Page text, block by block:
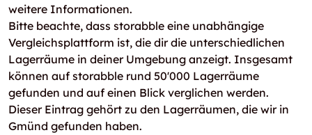
weitere Informationen.
Bitte beachte, dass storabble eine unabhängige
Vergleichsplattform ist, die dir die unterschiedlichen
Lagerräume in deiner Umgebung anzeigt. Insgesamt
können auf storabble rund 50'000 Lagerräume
gefunden und auf einen Blick verglichen werden.
Dieser Eintrag gehört zu den Lagerräumen, die wir in
Gmünd gefunden haben.